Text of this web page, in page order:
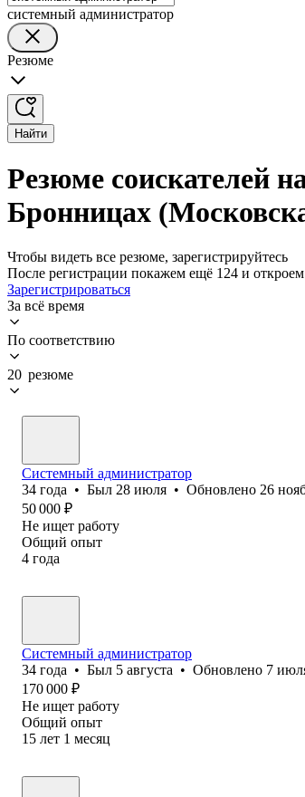
системный администратор
Резюме
Найти
Резюме соискателей
Бронницах
Чтобы видеть все резюме, зарегистрируйтесь
После регистрации покажем ещё 124 и
Зарегистрироваться
За всё время
По соответствию
20 резюме
Системный администратор
34 года • Был 28 июля • Обновлено 26
50 000 ₽
Не ищет работу
Общий опыт
4 года
Системный администратор
34 года • Был 5 августа • Обновлено 7
170 000 ₽
Не ищет работу
Общий опыт
15 лет 1 месяц